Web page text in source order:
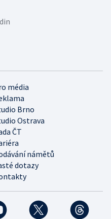
média
Brno
Ostrava
ČT
námětů
dotazy